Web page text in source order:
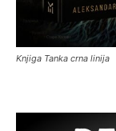
Knjiga Tanka crna linija